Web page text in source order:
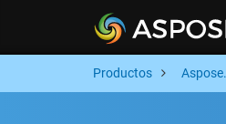
Productos